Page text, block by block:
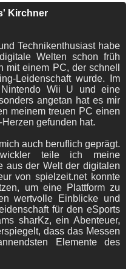
Kirchner
Technikenthusiast habe
Welten schon früh
mit einem PC, der schnell
Leidenschaft wurde. Im
Wii U und eine
angetan hat es mir
meinem treuen PC einen
gefunden hat.
auch beruflich geprägt.
teile ich meine
aus der Welt der digitalen
von spielzeit.net konnte
um eine Plattform zu
wertvolle Einblicke und
für den eSports
sharKz, ein Abenteuer,
dass das Messen
Elemente des